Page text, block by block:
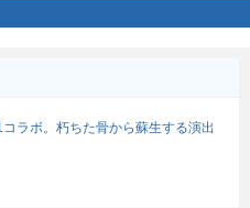
ラボ。朽ちた骨から蘇生する演出